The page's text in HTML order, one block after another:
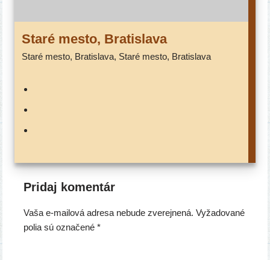
Staré mes­to, Bratislava
Staré mes­to, Bratislava, Staré mes­to, Bratislava
Pridaj komentár
Vaša e-mailová adresa nebude zverejnená. Vyžadované
polia sú označené*